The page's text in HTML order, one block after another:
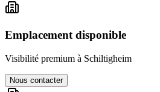
Emplacement disponible
Visibilité premium à Schiltigheim
Nous contacter